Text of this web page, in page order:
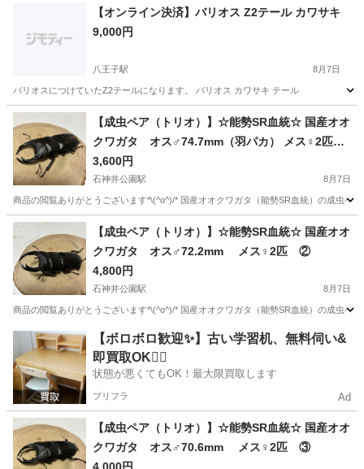
永福町駅 その他 キャリーケース
【オンライン決済】バリオス Z2テール カワサキ
9,000円
八王子駅 8月7日
バリオスにつけていたZ2テールになります。 バリオス カワサキ テール
東京 八王子市 八王子駅 その他 テール
【成虫ペア（トリオ）】☆能勢SR血統☆ 国産オオ
クワガタ オス♂74.7mm（羽パカ） メス♀2匹
①
3,600円
石神井公園駅 8月7日
商品の閲覧ありがとうございます*\(^o^)/* 国産オオクワガタ（能勢SR血統）の成虫
東京 練馬区 石神井公園駅 その他 能勢
【成虫ペア（トリオ）】☆能勢SR血統☆ 国産オオ
クワガタ オス♂72.2mm メス♀2匹 ②
4,800円
石神井公園駅 8月7日
商品の閲覧ありがとうございます*\(^o^)/* 国産オオクワガタ（能勢SR血統）の成虫
東京 練馬区 石神井公園駅 その他 能勢
【ボロボロ歓迎✨】古い学習机、無料伺い&
即買取OK🙆‍♀️
状態が悪くてもOK！最大限買取します
プリフラ Ad
【成虫ペア（トリオ）】☆能勢SR血統☆ 国産オオ
クワガタ オス♂70.6mm メス♀2匹 ③